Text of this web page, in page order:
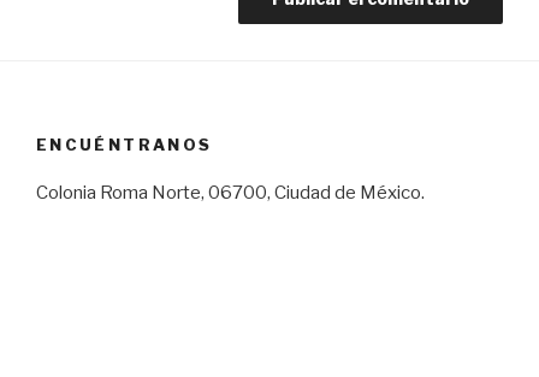
ENCUÉNTRANOS
Colonia Roma Norte, 06700, Ciudad de México.